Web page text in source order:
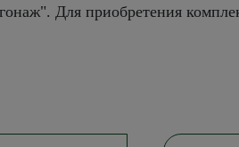
Для приобретения